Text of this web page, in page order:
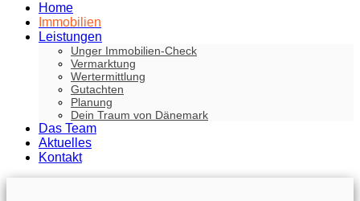
Home
Immobilien
Leistungen
Unger Immobilien-Check
Vermarktung
Wertermittlung
Gutachten
Planung
Dein Traum von Dänemark
Das Team
Aktuelles
Kontakt